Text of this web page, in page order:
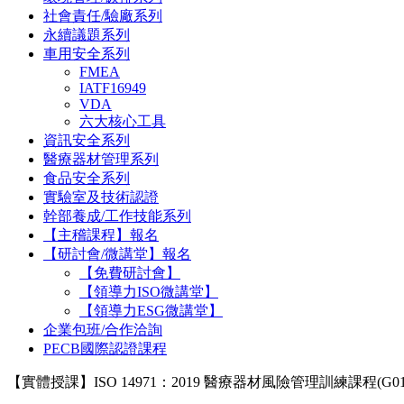
社會責任/驗廠系列
永續議題系列
車用安全系列
FMEA
IATF16949
VDA
六大核心工具
資訊安全系列
醫療器材管理系列
食品安全系列
實驗室及技術認證
幹部養成/工作技能系列
【主稽課程】報名
【研討會/微講堂】報名
【免費研討會】
【領導力ISO微講堂】
【領導力ESG微講堂】
企業包班/合作洽詢
PECB國際認證課程
【實體授課】ISO 14971：2019 醫療器材風險管理訓練課程